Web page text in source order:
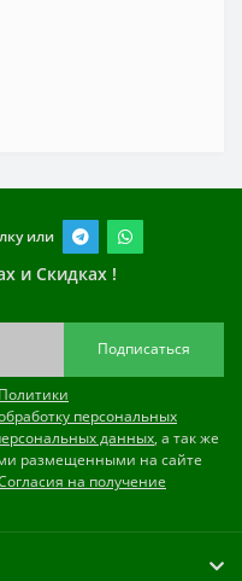
или
и Скидках !
Подписаться
Политики
персональных
данных, а так же
размещенными на сайте
на получение